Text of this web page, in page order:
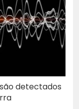
detectados